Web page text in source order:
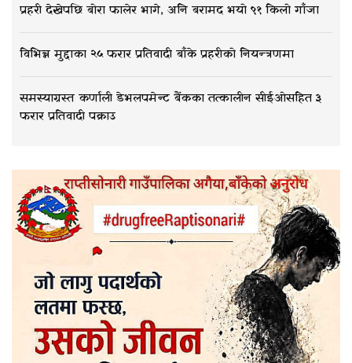
प्रहरी देखेपछि बोरा फालेर भागे, अनि बरामद भयो ९१ किलो गाँजा
विभिन्न मुद्दाका २५ फरार प्रतिवादी बाँके प्रहरीको नियन्त्रणमा
समस्याग्रस्त कर्णाली डेभलपमेन्ट बैंकका तत्कालीन सीईओसहित ३
फरार प्रतिवादी पक्राउ